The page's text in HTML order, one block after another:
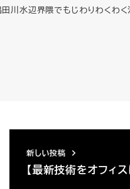
川水辺界隈でもじわりわくわ
新しい投稿
【最新技術をオフ